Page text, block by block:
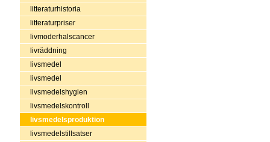
litteraturhistoria
litteraturpriser
livmoderhalscancer
livräddning
livsmedel
livsmedel
livsmedelshygien
livsmedelskontroll
livsmedelsproduktion
livsmedelstillsatser